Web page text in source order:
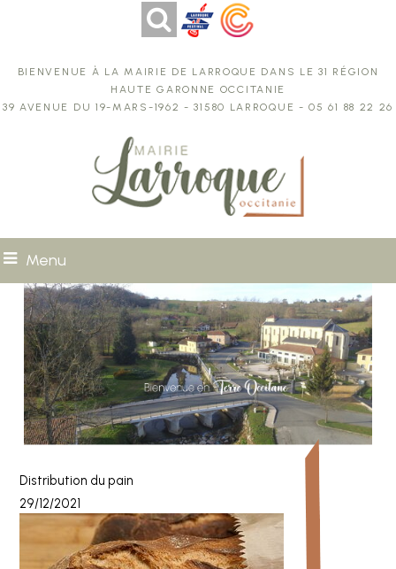
Bienvenue à la Mairie de Larroque dans le 31 région
Haute Garonne Occitanie
39 avenue du 19-Mars-1962 - 31580 Larroque - 05 61 88 22 26
Menu
Distribution du pain
29/12/2021